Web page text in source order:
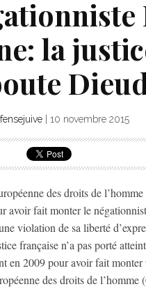
la
10 novembre 2015
des droits de
avoir fait monter le
violation de sa liberté
française n’a pas porté
en 2009 pour avoir fait monter
des droits de